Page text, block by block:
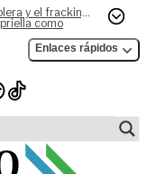
y el fracking,
como
Enlaces rápidos